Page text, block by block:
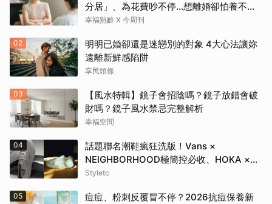
分居」、為花費吵不停…想離婚卻怕養不活
自己：還要忍3年？
幸福熟齡 X 今周刊
02
明明已婚卻還是迷戀別的對象 4大心法讓妳
遠離新鮮感陷阱
享民頭條
03
【風水特輯】鏡子會招陰嗎？鏡子放錯會破
財嗎？鏡子風水禁忌完整解析
幸福空間
04
話題聯名潮鞋瘋狂洗版！Vans ×
NEIGHBORHOOD極簡控必收、HOKA ×
BEAMS根本穿上腳的藝術品
Styletc
05
痘痘、粉刺反覆冒不停？2026抗痘保養新